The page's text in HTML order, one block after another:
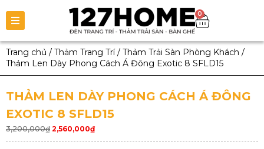
0
Trang chủ / Thảm Trang Trí/ Thảm Trải Sàn Phòng Khách /
Thảm Len Dày Phong Cách Á Đông Exotic 8 SFLD15
THẢM LEN DÀY PHONG CÁCH Á ĐÔNG
EXOTIC 8 SFLD15
3,200,000₫ 2,560,000₫